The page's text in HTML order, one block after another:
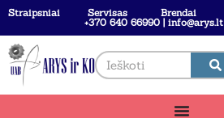
Straipsniai Servisas
Brendai
+370 640 66990 | info@arys.lt